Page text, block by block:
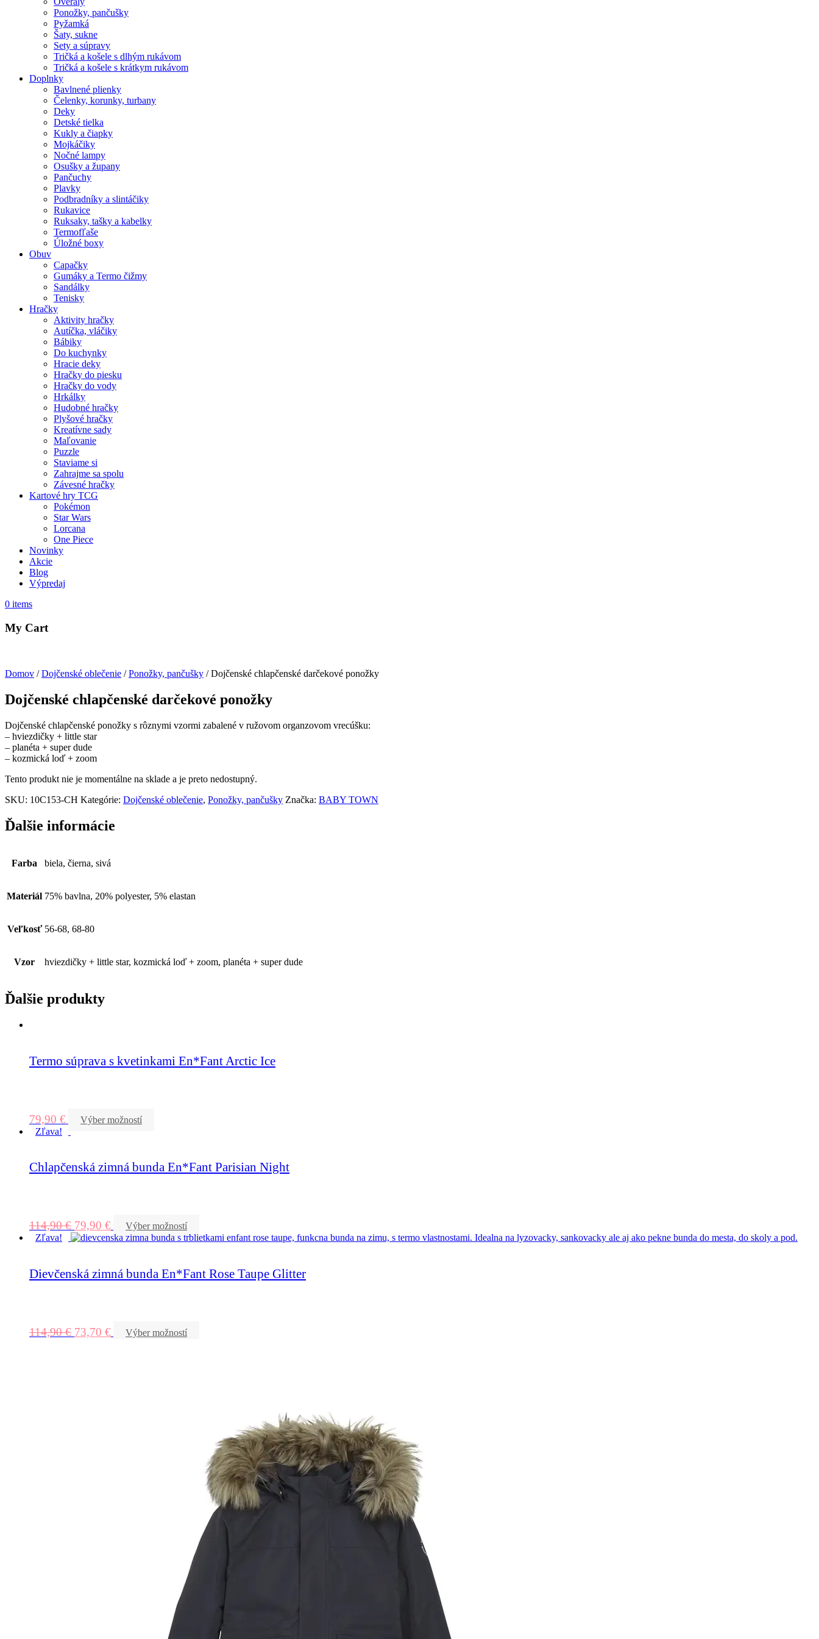
Ponožky, pančušky
Pyžamká
Šaty, sukne
Sety a súpravy
Tričká a košele s dlhým rukávom
Tričká a košele s krátkym rukávom
Doplnky
Bavlnené plienky
Čelenky, korunky, turbany
Deky
Detské tielka
Kukly a čiapky
Mojkáčiky
Nočné lampy
Osušky a župany
Pančuchy
Plavky
Podbradníky a slintáčiky
Rukavice
Ruksaky, tašky a kabelky
Termofľaše
Úložné boxy
Obuv
Capačky
Gumáky a Termo čižmy
Sandálky
Tenisky
Hračky
Aktivity hračky
Autíčka, vláčiky
Bábiky
Do kuchynky
Hracie deky
Hračky do piesku
Hračky do vody
Hrkálky
Hudobné hračky
Plyšové hračky
Kreatívne sady
Maľovanie
Puzzle
Staviame si
Zahrajme sa spolu
Závesné hračky
Kartové hry TCG
Pokémon
Star Wars
Lorcana
One Piece
Novinky
Akcie
Blog
Výpredaj
0 items
My Cart
Domov /Dojčenské oblečenie /Ponožky, pančušky / Dojčenské chlapčenské darčekové ponožky
Dojčenské chlapčenské darčekové ponožky
Dojčenské chlapčenské ponožky s rôznymi vzormi zabalené v ružovom organzovom vrecúšku:
– hviezdičky + little star
– planéta + super dude
– kozmická loď + zoom
Tento produkt nie je momentálne na sklade a je preto nedostupný.
SKU: 10C153-CH Kategórie: Dojčenské oblečenie, Ponožky, pančušky Značka: BABY TOWN
Ďalšie informácie
Farba biela, čierna, sivá
Materiál 75% bavlna, 20% polyester, 5% elastan
Veľkosť 56-68, 68-80
Vzor hviezdičky + little star, kozmická loď + zoom, planéta + super dude
Ďalšie produkty
Termo súprava s kvetinkami En*Fant Arctic Ice
79,90 €
Výber možností
Zľava!
Chlapčenská zimná bunda En*Fant Parisian Night
114,90€ 79,90 €
Výber možností
Zľava!
Dievčenská zimná bunda En*Fant Rose Taupe Glitter
114,90€ 73,70 € Výber možností